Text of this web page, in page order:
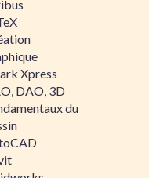
Xpress
DAO, 3D
du